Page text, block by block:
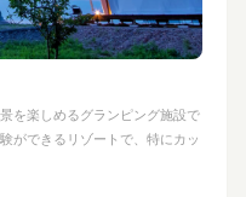
を楽しめるグランピング施設で
ができるリゾートで、特にカッ